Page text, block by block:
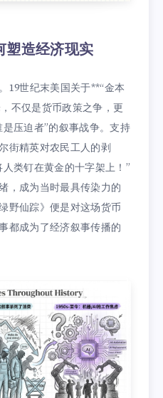
塑造经济现实
19世纪末美国关于**“金本
不仅是货币政策之争，更
压迫者”的叙事战争。支持
街精英对农民工人的剥
类钉在黄金的十字架上！”
，成为当时最具传染力的
野仙踪》便是对这场货币
都成为了经济叙事传播的